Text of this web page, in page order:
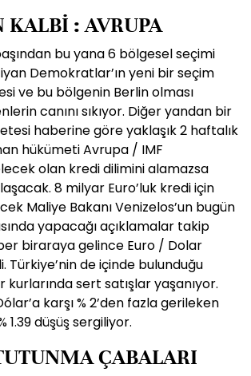
KALBİ : AVRUPA
bu yana 6 bölgesel seçimi
Demokratlar’ın yeni bir seçim
ve bu bölgenin Berlin olması
canını sıkıyor. Diğer yandan bir
haberine göre yaklaşık 2 haftalık
hükümeti Avrupa / IMF
olan kredi dilimini alamazsa
8 milyar Euro’luk kredi için
Maliye Bakanı Venizelos’un bugün
yapacağı açıklamalar takip
biraraya gelince Euro / Dolar
Türkiye’nin de içinde bulunduğu
kurlarında sert satışlar yaşanıyor.
karşı % 2’den fazla gerileken
1.39 düşüş sergiliyor.
ÇABALARI